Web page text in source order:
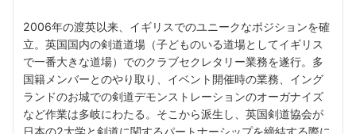
2006年の渡英以来、イギリスでのユニークなポジションを確
立。英国国内の剣道道場（子どものいる道場としてイギリス
で一番大きな道場）でのクラブセクレタリー業務を遂行。多
国籍メンバーとのやり取り、イベント開催時の業務、イング
ランドのお城での剣道デモンストレーションのオーガナイズ
など作業は多岐にわたる。そこから派生し、英国剣道協会が